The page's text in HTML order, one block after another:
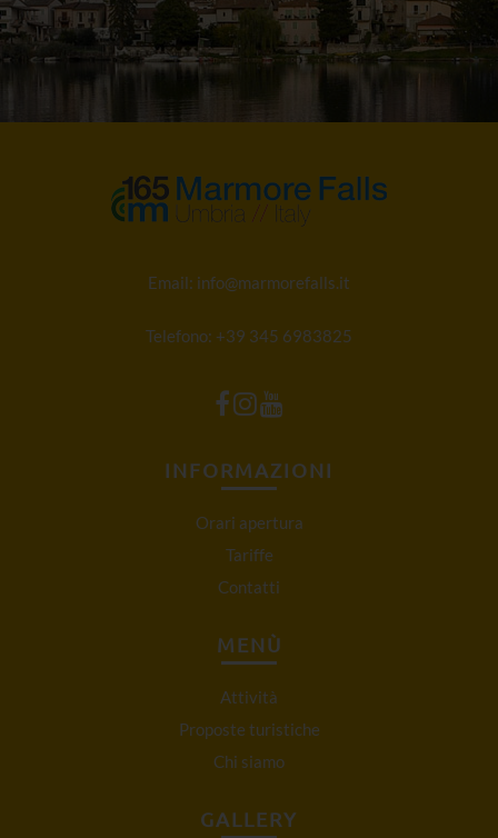
Email: info@marmorefalls.it
Telefono: +39 345 6983825
INFORMAZIONI
Orari apertura
Tariffe
Contatti
MENÙ
Attività
Proposte turistiche
Chi siamo
GALLERY